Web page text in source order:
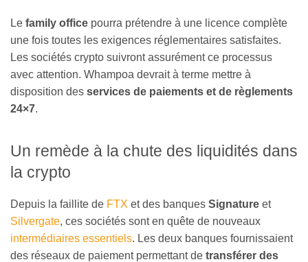
Le family office pourra prétendre à une licence complète
une fois toutes les exigences réglementaires satisfaites.
Les sociétés crypto suivront assurément ce processus
avec attention. Whampoa devrait à terme mettre à
disposition des services de paiements et de règlements
24×7.
Un remède à la chute des liquidités dans
la crypto
Depuis la faillite de FTX et des banques Signature et
Silvergate, ces sociétés sont en quête de nouveaux
intermédiaires essentiels. Les deux banques fournissaient
des réseaux de paiement permettant de transférer des